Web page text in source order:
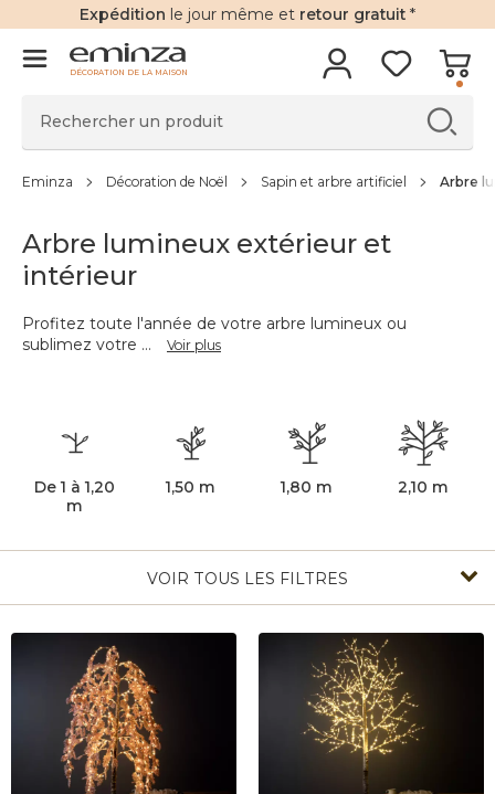
Expédition le jour même et retour gratuit *
DÉCORATION DE LA MAISON
Eminza Décoration de Noël Sapin et arbre artificiel Arbre
Arbre lumineux extérieur et
intérieur
Profitez toute l'année de votre arbre lumineux ou
sublimez votre ... Voir plus
De 1 à 1,20
m
1,50 m 1,80 m 2,10 m
VOIR TOUS LES FILTRES